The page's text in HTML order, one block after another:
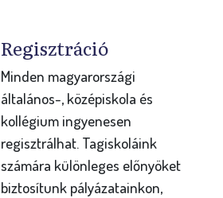
Regisztráció
Minden magyarországi
általános-, középiskola és
kollégium ingyenesen
regisztrálhat. Tagiskoláink
számára különleges előnyöket
biztosítunk pályázatainkon,